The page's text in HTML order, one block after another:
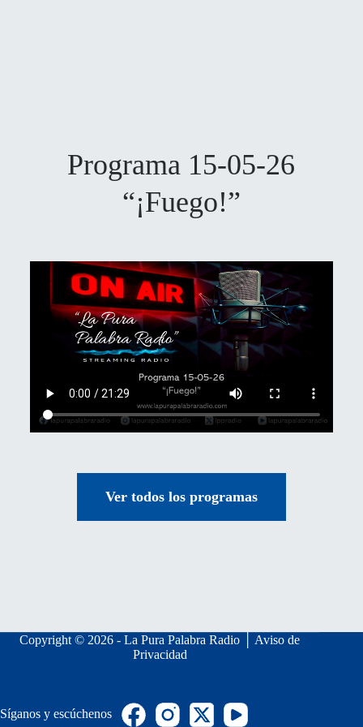
Programa 15-05-26
“¡Fuego!”
Ver todos los programas
Copyright © 2026 - La Pura Palabra Radio │ Aviso de
Privacidad
Síganos y escúchenos